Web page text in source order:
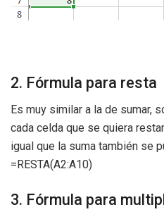
2. Fórmula para resta
Es muy similar a la de sumar,
cada celda que se quiera
igual que la suma también se
=RESTA(A2:A10)
3. Fórmula para